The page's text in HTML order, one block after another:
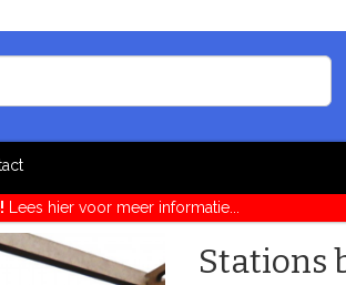
Lees hier voor meer informatie...
Stations